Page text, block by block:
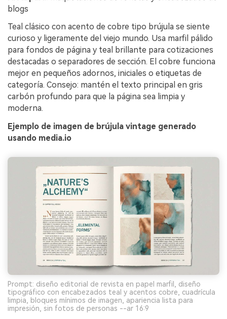
blogs
Teal clásico con acento de cobre tipo brújula se siente
curioso y ligeramente del viejo mundo. Usa marfil pálido
para fondos de página y teal brillante para cotizaciones
destacadas o separadores de sección. El cobre funciona
mejor en pequeños adornos, iniciales o etiquetas de
categoría. Consejo: mantén el texto principal en gris
carbón profundo para que la página sea limpia y
moderna.
Ejemplo de imagen de brújula vintage generado
usando media.io
Prompt: diseño editorial de revista en papel marfil, diseño
tipográfico con encabezados teal y acentos cobre, cuadrícula
limpia, bloques mínimos de imagen, apariencia lista para
impresión, sin fotos de personas --ar 16:9